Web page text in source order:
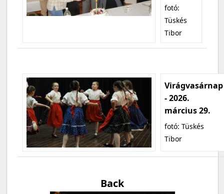
fotó:
Tüskés
Tibor
Virágvasárnap
- 2026.
március 29.
fotó: Tüskés
Tibor
Back